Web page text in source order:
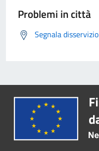
Problemi in città
Segnala disservizio